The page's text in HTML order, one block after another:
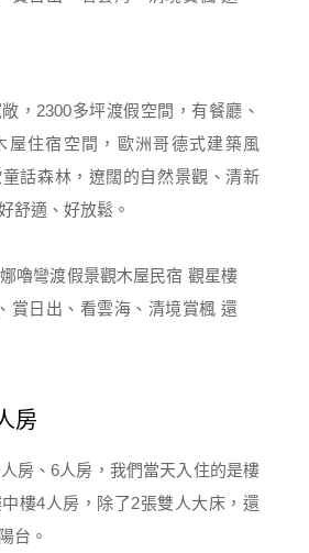
，2300多坪渡假空間，有餐廳、
屋住宿空間，歐洲哥德式建築風
話森林，遼闊的自然景觀、清新
舒適、好放鬆。
房
房、6人房，我們當天入住的是樓
樓4人房，除了2張雙人大床，還
台。